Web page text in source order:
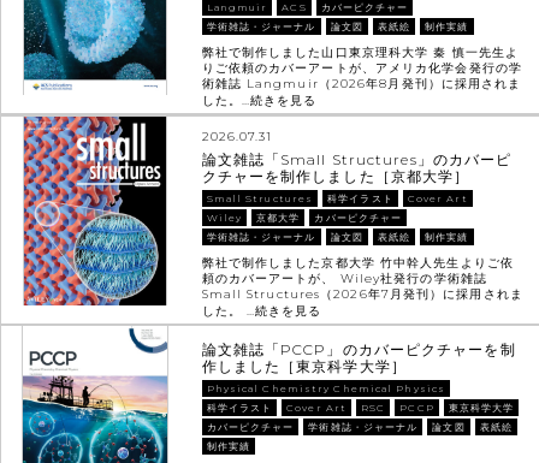
Langmuir
ACS
カバーピクチャー
学術雑誌・ジャーナル
論文図 表紙絵 制作実績
弊社で制作しました山口東京理科大学 秦 慎一先生よ
りご依頼のカバーアートが、アメリカ化学会発行の学
術雑誌 Langmuir（2026年8月発刊）に採用されま
した。…続きを見る
2026.07.31
論文雑誌「Small Structures」のカバーピ
クチャーを制作しました［京都大学］
Small Structures 科学イラスト
Cover Art
Wiley
京都大学
カバーピクチャー
学術雑誌・ジャーナル
論文図 表紙絵 制作実績
弊社で制作しました京都大学 竹中幹人先生よりご依
頼のカバーアートが、 Wiley社発行の学術雑誌
Small Structures（2026年7月発刊）に採用されま
した。 …続きを見る
論文雑誌「PCCP」のカバーピクチャーを制
作しました［東京科学大学］
Physical Chemistry Chemical Physics
科学イラスト
Cover Art RSC PCCP
東京科学大学
カバーピクチャー
学術雑誌・ジャーナル 論文図
表紙絵
制作実績